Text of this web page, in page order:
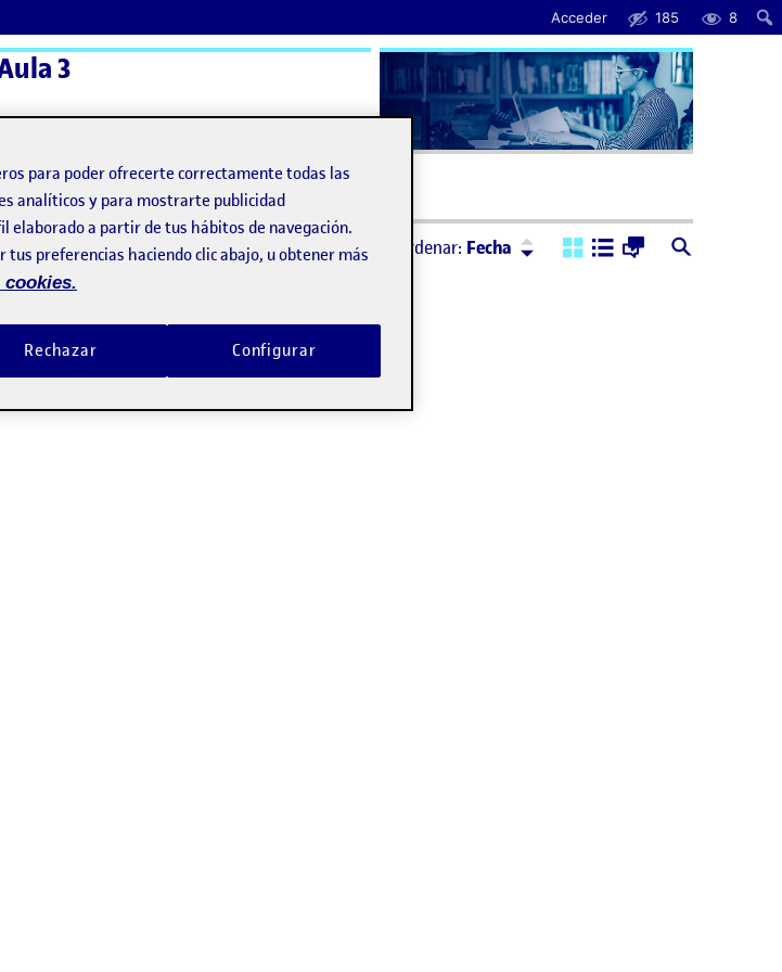
Acceder 185 8
3
Ayuda
Ordenar: Fecha Ordenar:Descendente
para poder ofrecerte correctamente todas las
analíticos y para mostrarte publicidad
elaborado a partir de tus hábitos de navegación.
tus preferencias haciendo clic abajo, u obtener más
Rechazar Configurar